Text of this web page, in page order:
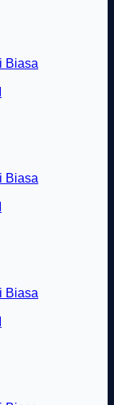
Biasa
Biasa
Biasa